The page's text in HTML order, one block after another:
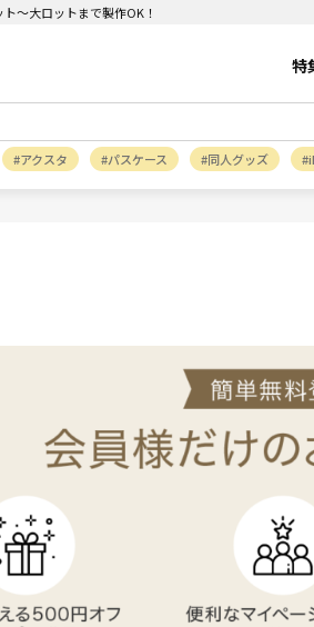
～大ロットまで製作OK！
特
アクスタ パスケース 同人グッズ